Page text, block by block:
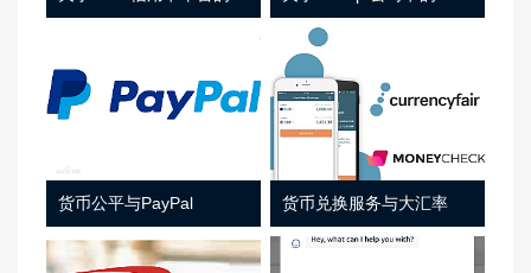
货币公平与PayPal 货币兑换服务与大汇率